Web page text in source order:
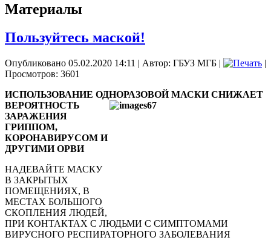
Материалы
Пользуйтесь маской!
Опубликовано 05.02.2020 14:11 | Автор: ГБУЗ МГБ |
|
Просмотров: 3601
ИСПОЛЬЗОВАНИЕ ОДНОРАЗОВОЙ МАСКИ СНИЖАЕТ
ВЕРОЯТНОСТЬ
ЗАРАЖЕНИЯ
ГРИППОМ,
КОРОНАВИРУСОМ И
ДРУГИМИ ОРВИ
НАДЕВАЙТЕ МАСКУ
В ЗАКРЫТЫХ
ПОМЕЩЕНИЯХ, В
МЕСТАХ БОЛЬШОГО
СКОПЛЕНИЯ ЛЮДЕЙ,
ПРИ КОНТАКТАХ С ЛЮДЬМИ С СИМПТОМАМИ
ВИРУСНОГО РЕСПИРАТОРНОГО ЗАБОЛЕВАНИЯ